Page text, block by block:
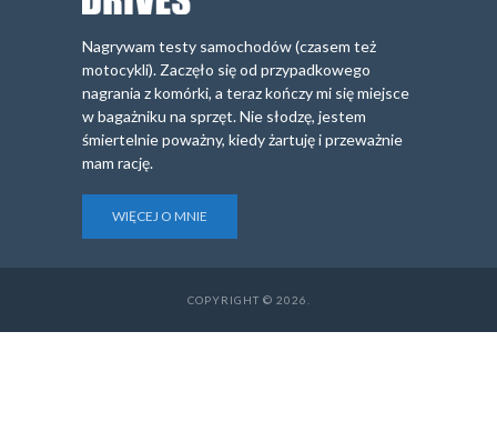
Nagrywam testy samochodów (czasem też
motocykli). Zaczęło się od przypadkowego
nagrania z komórki, a teraz kończy mi się miejsce
w bagażniku na sprzęt. Nie słodzę, jestem
śmiertelnie poważny, kiedy żartuję i przeważnie
mam rację.
WIĘCEJ O MNIE
COPYRIGHT © 2026.